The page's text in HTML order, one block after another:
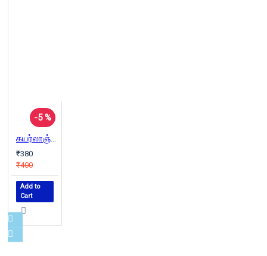
-5 %
கயர்லாஞ்சி: படுகொலையும் அநீதியும்
₹380
₹400
Add to
Cart